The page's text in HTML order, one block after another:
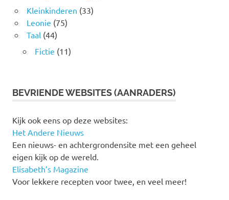
Kleinkinderen (33)
Leonie (75)
Taal(44)
Fictie (11)
BEVRIENDE WEBSITES (AANRADERS)
Kijk ook eens op deze websites:
Het Andere Nieuws
Een nieuws- en achtergrondensite met een geheel
eigen kijk op de wereld.
Elisabeth’s Magazine
Voor lekkere recepten voor twee, en veel meer!